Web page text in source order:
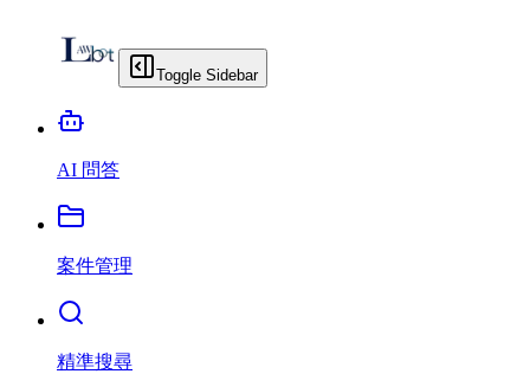
Toggle Sidebar
AI 問答
案件管理
精準搜尋